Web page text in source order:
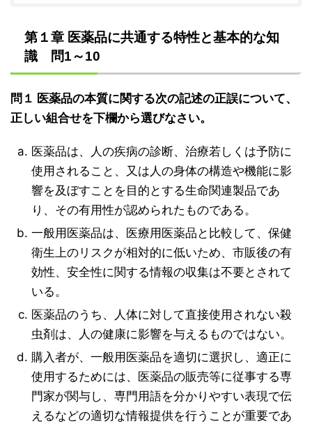
第１章 医薬品に共通する特性と基本的な知
識 問1～10
問１ 医薬品の本質に関する次の記述の正誤について、
正しい組合せを下欄から選びなさい。
医薬品は、人の疾病の診断、治療若しくは予防に
使用されること、又は人の身体の構造や機能に影
響を及ぼすことを目的とする生命関連製品であ
り、その有用性が認められたものである。
一般用医薬品は、医療用医薬品と比較して、保健
衛生上のリスクが相対的に低いため、市販後の有
効性、安全性に関する情報の収集は不要とされて
いる。
医薬品のうち、人体に対して直接使用されない殺
虫剤は、人の健康に影響を与えるものではない。
購入者が、一般用医薬品を適切に選択し、適正に
使用するためには、医薬品の販売等に従事する専
門家が関与し、専門用語を分かりやすい表現で伝
えるなどの適切な情報提供を行うことが重要であ